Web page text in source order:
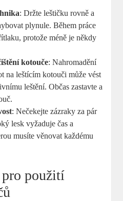
: Držte leštičku rovně a
plynule. Během práce
protože méně je někdy
kotouče: Nahromadění
na leštícím kotouči může vést
leštění. Občas zastavte a
: Nečekejte zázraky za pár
lesk vyžaduje čas a
musíte věnovat každému
použití